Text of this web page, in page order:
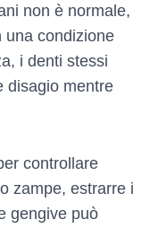
non è normale,
una condizione
i denti stessi
disagio mentre
controllare
zampe, estrarre i
gengive può